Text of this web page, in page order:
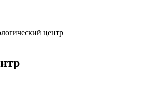
центр